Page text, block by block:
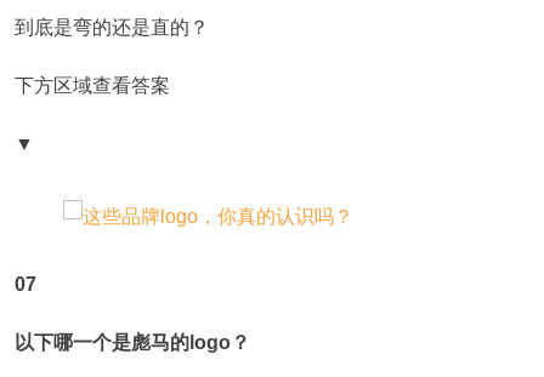
到底是弯的还是直的？
下方区域查看答案
▼
07
以下哪一个是彪马的logo？